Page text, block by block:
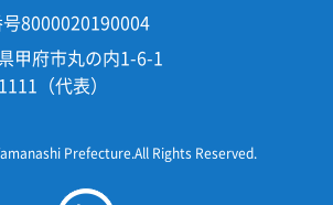
8000020190004
甲府市丸の内1-6-1
（代表）
Prefecture.All Rights Reserved.